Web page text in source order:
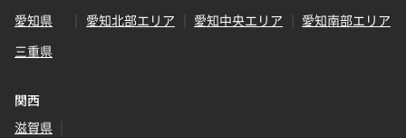
愛知県
愛知北部エリア 愛知中央エリア
愛知南部エリア
三重県
関西
滋賀県